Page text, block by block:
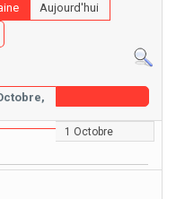
Aujourd'hui
1 Octobre